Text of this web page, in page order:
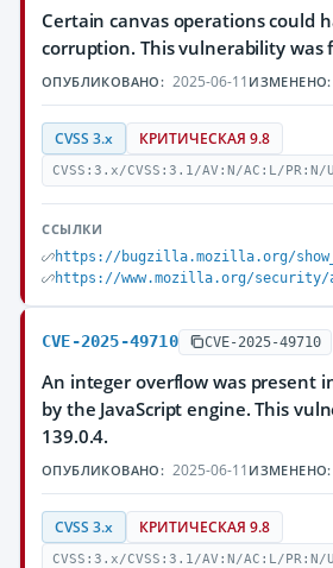
Certain canvas operations could
corruption. This vulnerability was
ОПУБЛИКОВАНО: 2025-06-11 ИЗМЕНЕНО:
CVSS 3.x КРИТИЧЕСКАЯ 9.8
CVSS:3.x/CVSS:3.1/AV:N/AC:L/
ССЫЛКИ
https://bugzilla.mozilla.org/
https://www.mozilla.org/security/
CVE-2025-49710 CVE-2025-49710
An integer overflow was present
by the JavaScript engine. This
139.0.4.
ОПУБЛИКОВАНО: 2025-06-11 ИЗМЕНЕНО:
CVSS 3.x КРИТИЧЕСКАЯ 9.8
CVSS:3.x/CVSS:3.1/AV:N/AC:L/